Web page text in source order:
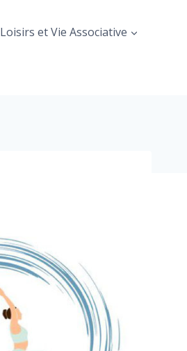
Loisirs et Vie Associative